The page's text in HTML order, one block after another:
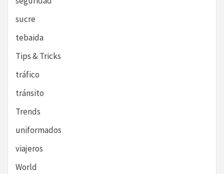
sucre
tebaida
Tips & Tricks
tráfico
tránsito
Trends
uniformados
viajeros
World